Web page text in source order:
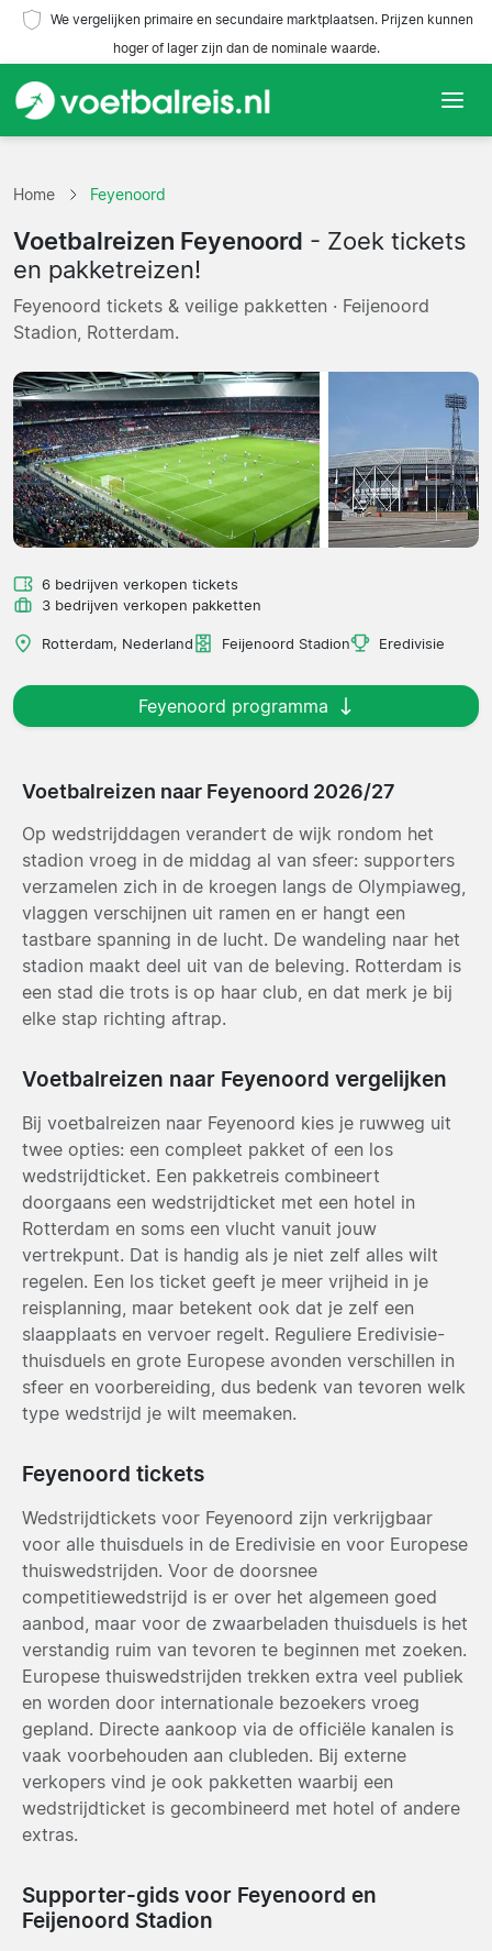
We vergelijken primaire en secundaire marktplaatsen. Prijzen kunnen
hoger of lager zijn dan de nominale waarde.
Teams
Competities
Reisorganisaties
Home Feyenoord
Voetbalreizen Feyenoord - Zoek tickets
en pakketreizen!
Feyenoord tickets & veilige pakketten · Feijenoord
Stadion, Rotterdam.
6 bedrijven verkopen tickets
3 bedrijven verkopen pakketten
Rotterdam, Nederland Feijenoord Stadion Eredivisie
Feyenoord programma
Voetbalreizen naar Feyenoord 2026/27
Op wedstrijddagen verandert de wijk rondom het
stadion vroeg in de middag al van sfeer: supporters
verzamelen zich in de kroegen langs de Olympiaweg,
vlaggen verschijnen uit ramen en er hangt een
tastbare spanning in de lucht. De wandeling naar het
stadion maakt deel uit van de beleving. Rotterdam is
een stad die trots is op haar club, en dat merk je bij
elke stap richting aftrap.
Voetbalreizen naar Feyenoord vergelijken
Bij voetbalreizen naar Feyenoord kies je ruwweg uit
twee opties: een compleet pakket of een los
wedstrijdticket. Een pakketreis combineert
doorgaans een wedstrijdticket met een hotel in
Rotterdam en soms een vlucht vanuit jouw
vertrekpunt. Dat is handig als je niet zelf alles wilt
regelen. Een los ticket geeft je meer vrijheid in je
reisplanning, maar betekent ook dat je zelf een
slaapplaats en vervoer regelt. Reguliere Eredivisie-
thuisduels en grote Europese avonden verschillen in
sfeer en voorbereiding, dus bedenk van tevoren welk
type wedstrijd je wilt meemaken.
Feyenoord tickets
Wedstrijdtickets voor Feyenoord zijn verkrijgbaar
voor alle thuisduels in de Eredivisie en voor Europese
thuiswedstrijden. Voor de doorsnee
competitiewedstrijd is er over het algemeen goed
aanbod, maar voor de zwaarbeladen thuisduels is het
verstandig ruim van tevoren te beginnen met zoeken.
Europese thuiswedstrijden trekken extra veel publiek
en worden door internationale bezoekers vroeg
gepland. Directe aankoop via de officiële kanalen is
vaak voorbehouden aan clubleden. Bij externe
verkopers vind je ook pakketten waarbij een
wedstrijdticket is gecombineerd met hotel of andere
extras.
Supporter-gids voor Feyenoord en
Feijenoord Stadion